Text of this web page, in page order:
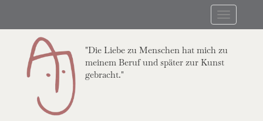
main
Toggle
navigation
"Die Liebe zu Menschen hat mich zu
meinem Beruf und später zur Kunst
gebracht."